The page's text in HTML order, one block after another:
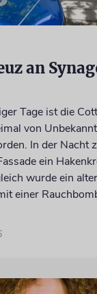
an
Tage ist die
von
In der Nacht
ein
wurde ein
einer